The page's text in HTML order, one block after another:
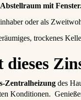
mit
oder als
trockenes
Zentralheizung des
Konditionen.